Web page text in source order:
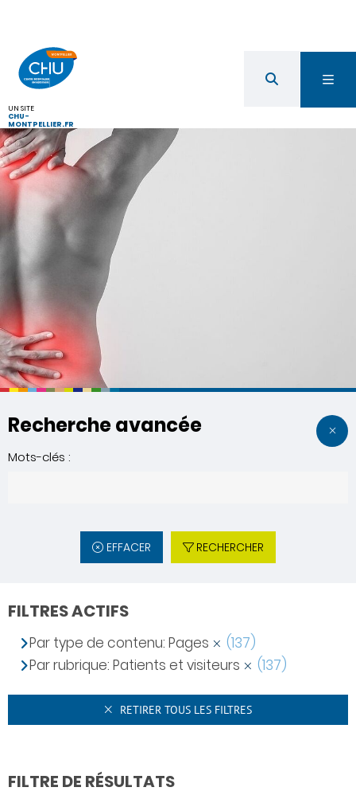
UN SITE
CHU-
MONTPELLIER.FR
Recherche avancée
Mots-clés :
EFFACER RECHERCHER
FILTRES ACTIFS
Par type de contenu: Pages
(137)
Par rubrique: Patients et visiteurs
(137)
RETIRER TOUS LES FILTRES
FILTRE DE RÉSULTATS